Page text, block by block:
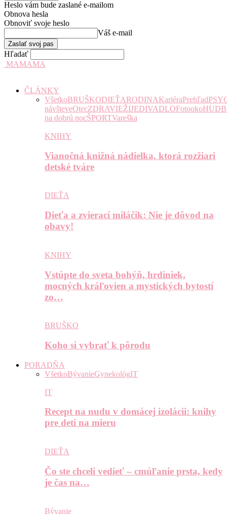
Heslo vám bude zaslané e-mailom
Obnova hesla
Obnoviť svoje heslo
Váš e-mail
Hľadať
MAMAMA
ČLÁNKY
VšetkoBRUŠKODIEŤARODINAKariéraPrehľad
návšteveOtecZDRAVIEŽIJEDIVADLOFotooko
na dobrú nocŠPORTVareška
KNIHY
Vianočná knižná nádielka, ktorá rozžiari
detské tváre
DIEŤA
Dieťa a zvierací miláčik: Nie je dôvod na
obavy!
KNIHY
Vstúpte do sveta bohýň, hrdiniek,
mocných kráľovien a mystických bytostí
zo…
BRUŠKO
Koho si vybrať k pôrodu
PORADŇA
VšetkoBývanieGynekológIT
IT
Recept na nudu v domácej izolácii: knihy
pre deti na mieru
DIEŤA
Čo ste chceli vedieť – cmúľanie prsta, kedy
je čas na…
Bývanie